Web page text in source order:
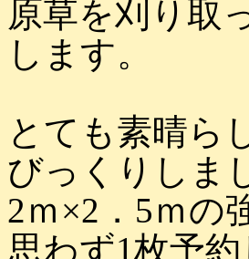
原草を刈り取
します。
とても素晴ら
びっくりしま
2ｍ×2．5ｍの
思わず1枚予